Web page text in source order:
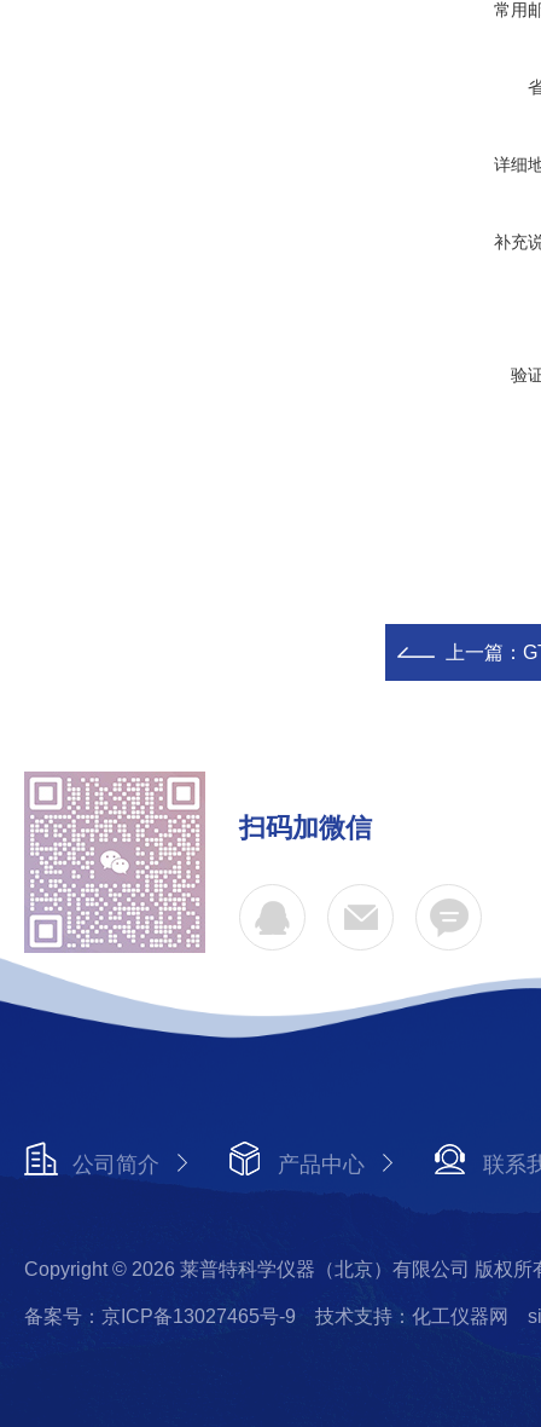
常用
详细
补充
验
上一篇：
扫码加微信
公司简介 产品中心 联系
Copyright © 2026 莱普特科学仪器（北京）有限公司 版权所
备案号：京ICP备13027465号-9 技术支持：化工仪器网